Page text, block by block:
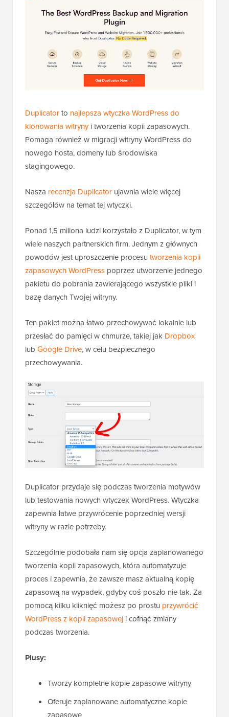
Duplicatorto najlepsza wtyczka WordPress do
klonowania witrynyi tworzenia kopii zapasowych.
Pomaga również w migracji witryny WordPress do
nowego hosta, domeny lub środowiska
stagingowego.
Nasza recenzja Duplicator ujawnia wiele więcej
szczegółów na temat tej wtyczki.
Ponad 1,5 miliona ludzi korzystało z Duplicator, w tym
wiele naszych partnerskich firm. Jednym z głównych
powodów jest uproszczenie procesu tworzenia kopii
zapasowych WordPress poprzez utworzenie jednego
pakietu do pobrania zawierającego wszystkie pliki i
bazę danych Twojej witryny.
Ten pakiet można łatwo przechowywać lokalnie lub
przesłać do pamięci w chmurze, takiej jak Dropbox
lub Google Drive, w celu bezpiecznego
przechowywania.
Duplicator przydaje się podczas tworzenia motywów
lub testowania nowych wtyczek WordPress. Wtyczka
zapewnia łatwe przywrócenie poprzedniej wersji
witryny w razie potrzeby.
Szczególnie podobała nam się opcja zaplanowanego
tworzenia kopii zapasowych, która automatyzuje
proces i zapewnia, że zawsze masz aktualną kopię
zapasową na wypadek, gdyby coś poszło nie tak. Za
pomocą kilku kliknięć możesz po prostu przywrócić
WordPress z kopii zapasowej i cofnąć zmiany
podczas tworzenia.
Plusy:
Tworzy kompletne kopie zapasowe witryny
Oferuje zaplanowane automatyczne kopie
zapasowe